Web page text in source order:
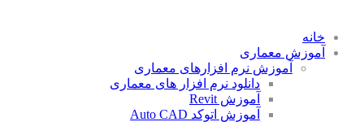
خانه
آموزش معماری
آموزش نرم افزارهای معماری
دانلود نرم افزار های معماری
آموزش Revit
آموزش اتوکد Auto CAD